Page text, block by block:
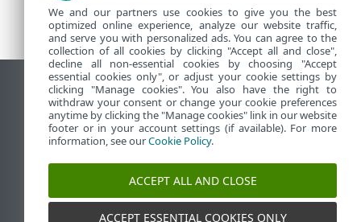
Использовать сайт для ПК
End of Life
База знаний ESET
ESET Status Portal
Региональная поддержка
We and our partners use cookies to give you the best
optimized online experience, analyze our website traffic,
and serve you with personalized ads. You can agree to the
collection of all cookies by clicking "Accept all and close",
decline all non-essential cookies by choosing "Accept
essential cookies only", or adjust your cookie settings by
clicking "Manage cookies". You also have the right to
withdraw your consent or change your cookie preferences
anytime by clicking the "Manage cookies" link in our website
footer or in your account settings (if available). For more
information, see ourCookie Policy.
ACCEPT ALL AND CLOSE
ACCEPT ESSENTIAL COOKIES ONLY